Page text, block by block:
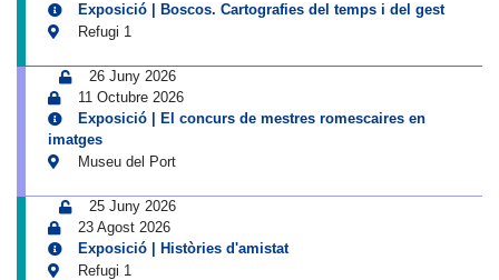
Exposició | Boscos. Cartografies del temps i del gest
Refugi 1
26 Juny 2026
11 Octubre 2026
Exposició | El concurs de mestres romescaires en
imatges
Museu del Port
25 Juny 2026
23 Agost 2026
Exposició | Històries d'amistat
Refugi 1